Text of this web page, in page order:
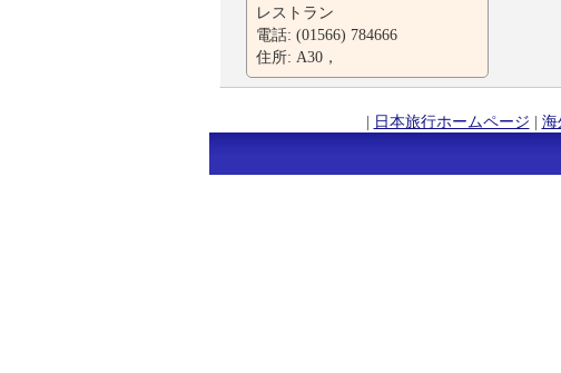
レストラン
電話: (01566) 784666
住所: A30，
| 日本旅行ホームページ | 海